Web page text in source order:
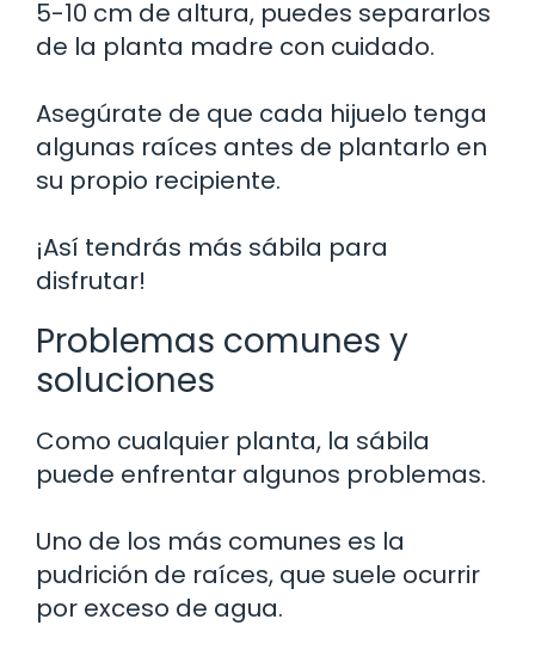
5-10 cm de altura, puedes separarlos
de la planta madre con cuidado.
Asegúrate de que cada hijuelo tenga
algunas raíces antes de plantarlo en
su propio recipiente.
¡Así tendrás más sábila para
disfrutar!
Problemas comunes y
soluciones
Como cualquier planta, la sábila
puede enfrentar algunos problemas.
Uno de los más comunes es la
pudrición de raíces, que suele ocurrir
por exceso de agua.